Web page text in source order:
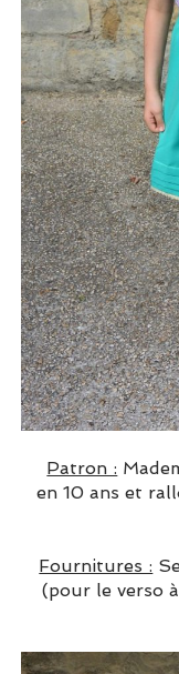
Patron :
en 10 ans et
Fournitures :
(pour le verso